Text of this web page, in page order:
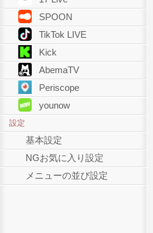
SPOON
TikTok LIVE
Kick
AbemaTV
Periscope
younow
設定
基本設定
NGお気に入り設定
メニューの並び設定